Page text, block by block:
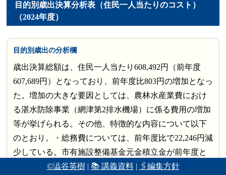
©澁谷英樹| 📚 講義資料| 🖇編集方針
目的別歳出決算分析表（住民一人当たりのコスト）
（2024年度）
目的別歳出の分析欄
歳出決算総額は、住民一人当たり608,492円（前年度
607,689円）となっており、前年度比803円の増加となっ
た。増加の大きな要因としては、農林水産業費におけ
る湛水防除事業（網津第2排水機場）に係る費用の増加
等が挙げられる。その他、特徴的な内容について以下
のとおり。・総務費については、前年度比で22,246円減
少している。市有施設整備基金元金積立金が前年度と
比べ減少したことが主な要因である。・衛生費につい